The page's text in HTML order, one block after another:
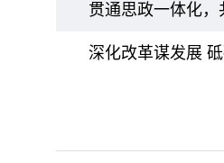
贯通思政一体化
深化改革谋发展